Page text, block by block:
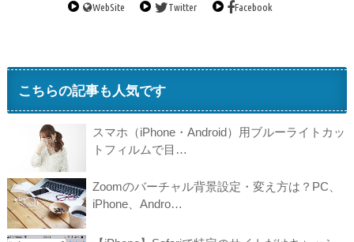
WebSite Twitter Facebook
こちらの記事も人気です
スマホ（iPhone・Android）用ブルーライトカッ
トフィルムで目…
Zoomのバーチャル背景設定・変え方は？PC、
iPhone、Andro…